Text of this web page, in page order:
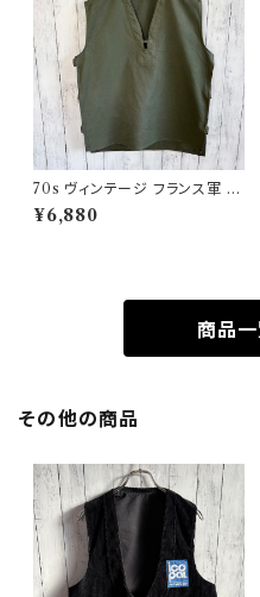
70s ヴィンテージ フランス軍 G
AOベスト ミリタリーベスト ユ
ーロミリタリー
¥6,880
商品
その他の商品